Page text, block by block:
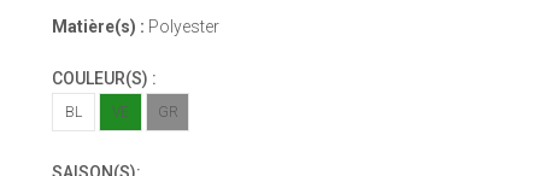
Matière(s) : Polyester
COULEUR(S) :
BL VE GR